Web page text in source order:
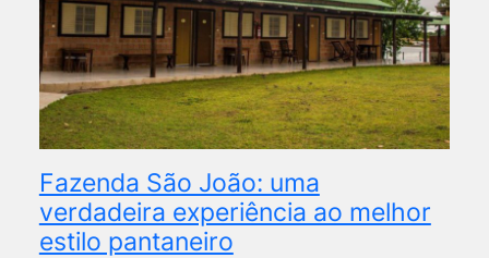
Fazenda São João: uma
verdadeira experiência ao melhor
estilo pantaneiro